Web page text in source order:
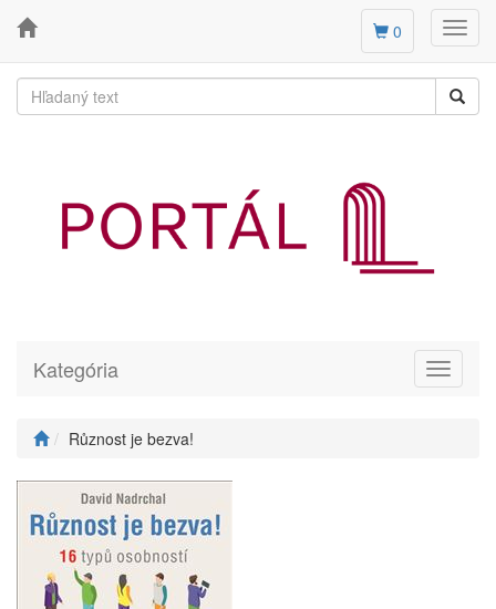
0
Toggle
Kategória
Různost je bezva!